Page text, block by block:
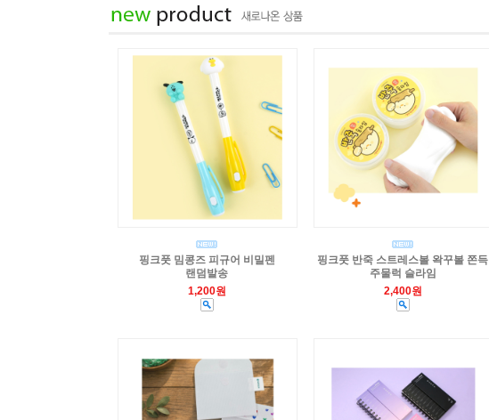
핑크풋 밈콩즈 피규어 비밀펜
랜덤발송
1,200원
핑크풋 반죽 스트레스볼 왁꾸볼 쫀득
주물럭 슬라임
2,400원